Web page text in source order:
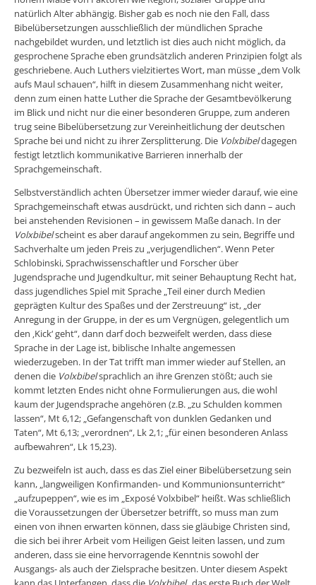
natürlich Alter abhängig. Bisher gab es noch nie den Fall, dass
Bibelübersetzungen ausschließlich der mündlichen Sprache
nachgebildet wurden, und letztlich ist dies auch nicht möglich, da
gesprochene Sprache eben grundsätzlich anderen Prinzipien folgt als
geschriebene. Auch Luthers vielzitiertes Wort, man müsse „dem Volk
aufs Maul schauen“, hilft in diesem Zusammenhang nicht weiter,
denn zum einen hatte Luther die Sprache der Gesamtbevölkerung
im Blick und nicht nur die einer besonderen Gruppe, zum anderen
trug seine Bibelübersetzung zur Vereinheitlichung der deutschen
Sprache bei und nicht zu ihrer Zersplitterung. Die Volxbibeldagegen
festigt letztlich kommunikative Barrieren innerhalb der
Sprachgemeinschaft.
Selbstverständlich achten Übersetzer immer wieder darauf, wie eine
Sprachgemeinschaft etwas ausdrückt, und richten sich dann – auch
bei anstehenden Revisionen – in gewissem Maße danach. In der
Volxbibelscheint es aber darauf angekommen zu sein, Begriffe und
Sachverhalte um jeden Preis zu „verjugendlichen“. Wenn Peter
Schlobinski, Sprachwissenschaftler und Forscher über
Jugendsprache und Jugendkultur, mit seiner Behauptung Recht hat,
dass jugendliches Spiel mit Sprache „Teil einer durch Medien
geprägten Kultur des Spaßes und der Zerstreuung“ ist, „der
Anregung in der Gruppe, in der es um Vergnügen, gelegentlich um
den ‚Kick‘ geht“, dann darf doch bezweifelt werden, dass diese
Sprache in der Lage ist, biblische Inhalte angemessen
wiederzugeben. In der Tat trifft man immer wieder auf Stellen, an
denen die Volxbibelsprachlich an ihre Grenzen stößt; auch sie
kommt letzten Endes nicht ohne Formulierungen aus, die wohl
kaum der Jugendsprache angehören (z.B. „zu Schulden kommen
lassen“, Mt 6,12; „Gefangenschaft von dunklen Gedanken und
Taten“, Mt 6,13; „verordnen“, Lk 2,1; „für einen besonderen Anlass
aufbewahren“, Lk 15,23).
Zu bezweifeln ist auch, dass es das Ziel einer Bibelübersetzung sein
kann, „langweiligen Konfirmanden- und Kommunionsunterricht“
„aufzupeppen“, wie es im „Exposé Volxbibel“ heißt. Was schließlich
die Voraussetzungen der Übersetzer betrifft, so muss man zum
einen von ihnen erwarten können, dass sie gläubige Christen sind,
die sich bei ihrer Arbeit vom Heiligen Geist leiten lassen, und zum
anderen, dass sie eine hervorragende Kenntnis sowohl der
Ausgangs- als auch der Zielsprache besitzen. Unter diesem Aspekt